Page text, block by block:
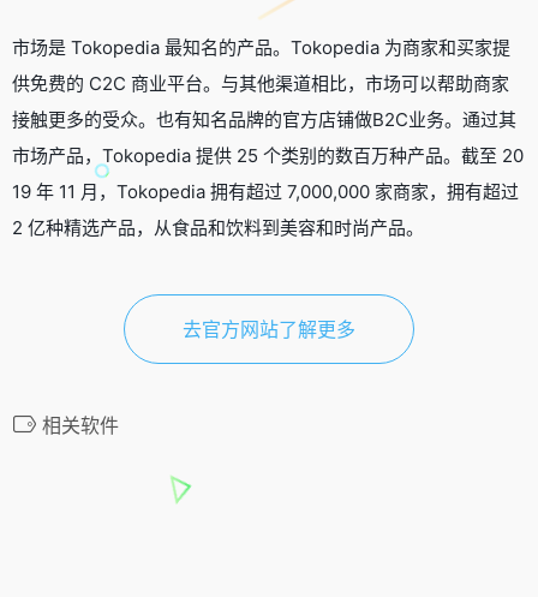
市场是 Tokopedia 最知名的产品。Tokopedia 为商家和买家提
供免费的 C2C 商业平台。与其他渠道相比，市场可以帮助商家
接触更多的受众。也有知名品牌的官方店铺做B2C业务。通过其
市场产品，Tokopedia 提供 25 个类别的数百万种产品。截至 20
19 年 11 月，Tokopedia 拥有超过 7,000,000 家商家，拥有超过
2 亿种精选产品，从食品和饮料到美容和时尚产品。
去官方网站了解更多
相关软件